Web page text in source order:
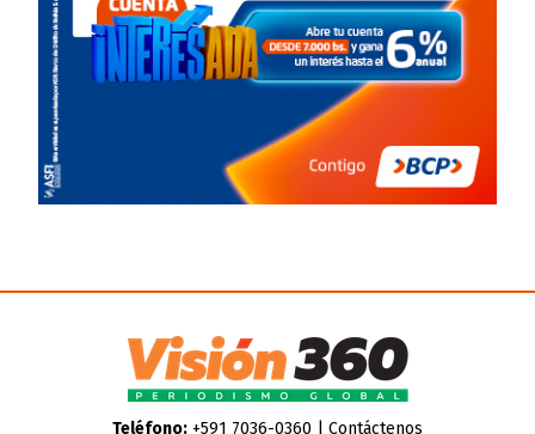
Teléfono:+591 7036-0360 | Contáctenos